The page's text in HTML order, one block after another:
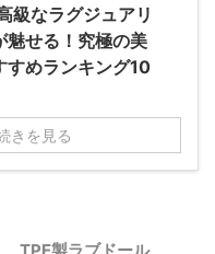
級なラグジュアリ
魅せる！究極の美
すめランキング10
きを見る